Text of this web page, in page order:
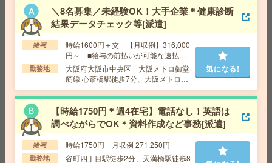
期間限定*16:50定時！大学での広報誌編集・校正業務[派
遣]
給 与 時給1500円＋交
◆交通費支給(規定あり)
勤務地 阪急今津線 甲東園駅 徒歩15分/阪急今津線 仁
川駅 徒歩15分
気になる!
＼未経験OK／時給1600円！15時半まで！コツコツ軽作業
＊50代活躍中[派遣]
＼8名募集／未経験OK！大手企業＊健康診断
結果データチェック等[派遣]
給与
時給1600円＋交 【月収例】316,000
円～ ■給与の前払いが可能な速払い
サービスあり
勤務地
大阪府大阪市中央区 大阪メトロ御堂
筋線 心斎橋駅徒歩7分、大阪メトロ御
堂筋線 本町駅徒歩7分
気になる!
【時給1750円＊週4在宅】電話なし！英語は
調べながらでOK＊資料作成など事務[派遣]
給与 時給1750円 月収例 271,250円
勤務地
谷町四丁目駅徒歩2分、天満橋駅徒歩8